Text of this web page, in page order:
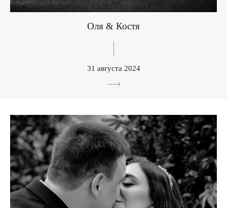
Оля & Костя
31 августа 2024